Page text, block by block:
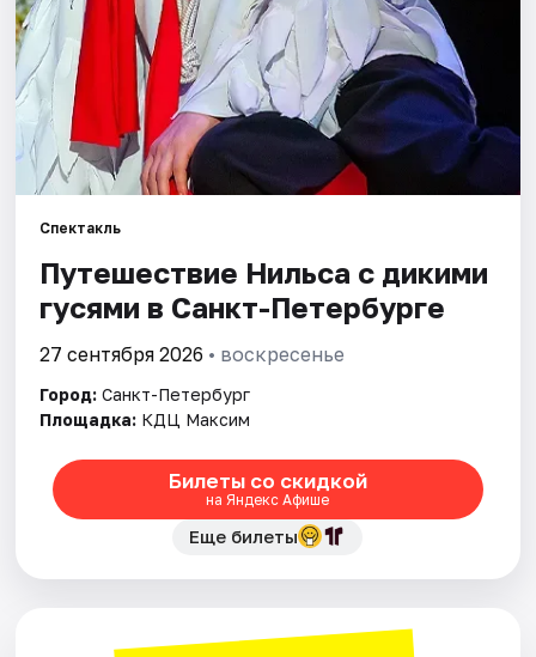
Спектакль
Путешествие Нильса с дикими
гусями в Санкт-Петербурге
27 сентября 2026 • воскресенье
Город: Санкт-Петербург
Площадка: КДЦ Максим
Билеты со скидкой
на Яндекс Афише
Еще билеты